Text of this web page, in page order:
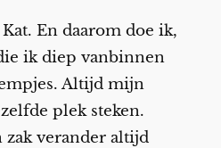
En daarom doe ik,
ik diep vanbinnen
Altijd mijn
plek steken.
zak verander altijd